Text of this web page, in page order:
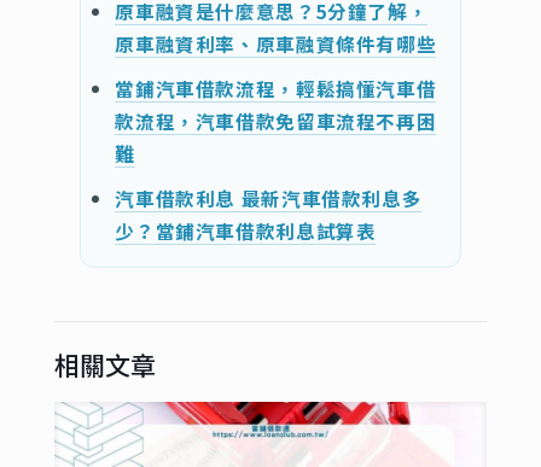
原車融資是什麼意思？5分鐘了解，
原車融資利率、原車融資條件有哪些
當鋪汽車借款流程，輕鬆搞懂汽車借
款流程，汽車借款免留車流程不再困
難
汽車借款利息 最新汽車借款利息多
少？當鋪汽車借款利息試算表
相關文章